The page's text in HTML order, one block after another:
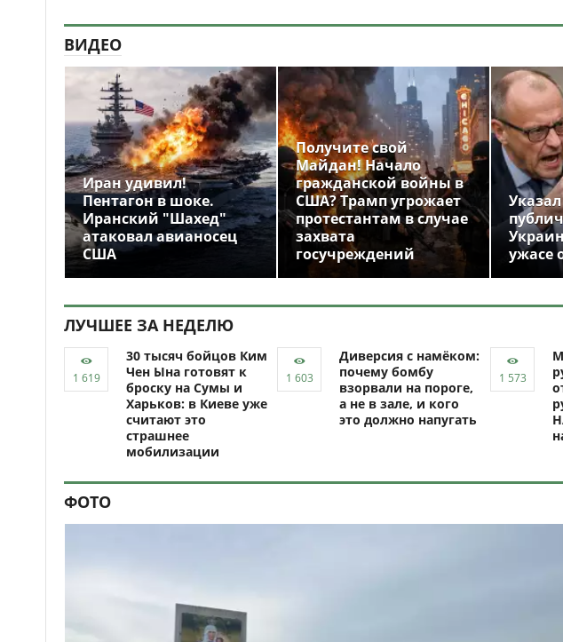
ВИДЕО
Иран удивил!
Пентагон в шоке.
Иранский "Шахед"
атаковал авианосец
США
Получите свой
Майдан! Начало
гражданской войны в
США? Трамп угрожает
протестантам в случае
захвата
госучреждений
ужасе
ЛУЧШЕЕ ЗА НЕДЕЛЮ
30 тысяч бойцов Ким
Чен Ына готовят к
броску на Сумы и
Харьков: в Киеве уже
считают это
страшнее
мобилизации
Диверсия с намёком:
почему бомбу
взорвали на пороге,
а не в зале, и кого
это должно напугать
ФОТО